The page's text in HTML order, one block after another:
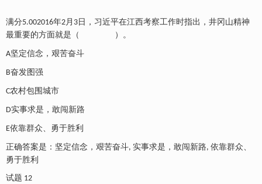
满分5.002016年2月 3 日，习近平在江西考察工作时指出，井冈山精神
最重要的方面就是（
）。
A坚定信念，艰苦奋斗
B奋发图强
C农村包围城市
D实事求是，敢闯新路
E依靠群众、勇于胜利
正确答案是：坚定信念，艰苦奋斗, 实事求是，敢闯新路, 依靠群众、
勇于胜利
试题 12